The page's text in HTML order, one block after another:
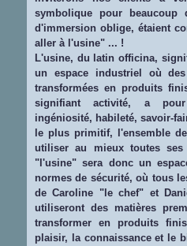
symbolique pour beaucoup
d'immersion oblige, étaient
aller à l'usine" ... !
L'usine, du latin officina,
un espace industriel où
transformées en produits
signifiant activité, a
ingéniosité, habileté, savoir-
le plus primitif, l'ensemble
utiliser au mieux toutes ses
"l'usine" sera donc un
normes de sécurité, où tous
de Caroline "le chef" et
utiliseront des matières
transformer en produits
plaisir, la connaissance et le